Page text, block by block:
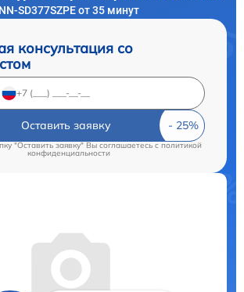
SD377SZPE от 35 минут
консультация со
Оставить заявку
"Оставить заявку" Вы соглашаетесь cполитикой
конфиденциальности